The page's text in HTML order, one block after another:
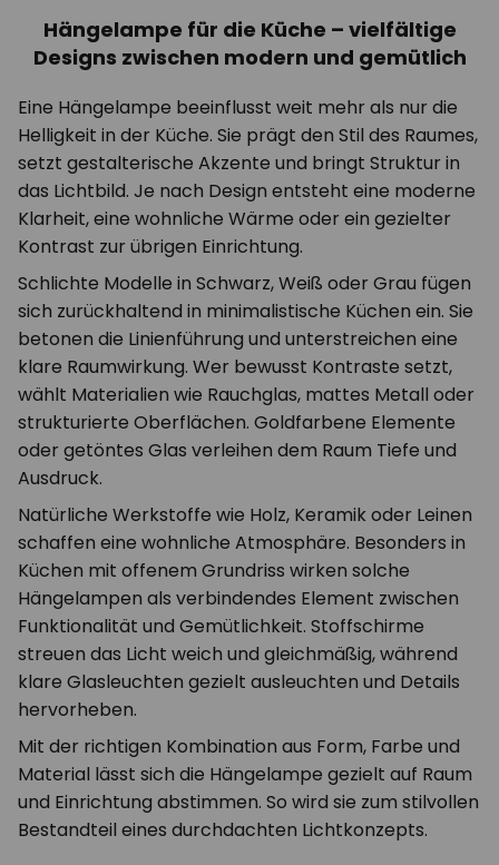
Hängelampe für die Küche – vielfältige
Designs zwischen modern und gemütlich
Eine Hängelampe beeinflusst weit mehr als nur die
Helligkeit in der Küche. Sie prägt den Stil des Raumes,
setzt gestalterische Akzente und bringt Struktur in
das Lichtbild. Je nach Design entsteht eine moderne
Klarheit, eine wohnliche Wärme oder ein gezielter
Kontrast zur übrigen Einrichtung.
Schlichte Modelle in Schwarz, Weiß oder Grau fügen
sich zurückhaltend in minimalistische Küchen ein. Sie
betonen die Linienführung und unterstreichen eine
klare Raumwirkung. Wer bewusst Kontraste setzt,
wählt Materialien wie Rauchglas, mattes Metall oder
strukturierte Oberflächen. Goldfarbene Elemente
oder getöntes Glas verleihen dem Raum Tiefe und
Ausdruck.
Natürliche Werkstoffe wie Holz, Keramik oder Leinen
schaffen eine wohnliche Atmosphäre. Besonders in
Küchen mit offenem Grundriss wirken solche
Hängelampen als verbindendes Element zwischen
Funktionalität und Gemütlichkeit. Stoffschirme
streuen das Licht weich und gleichmäßig, während
klare Glasleuchten gezielt ausleuchten und Details
hervorheben.
Mit der richtigen Kombination aus Form, Farbe und
Material lässt sich die Hängelampe gezielt auf Raum
und Einrichtung abstimmen. So wird sie zum stilvollen
Bestandteil eines durchdachten Lichtkonzepts.